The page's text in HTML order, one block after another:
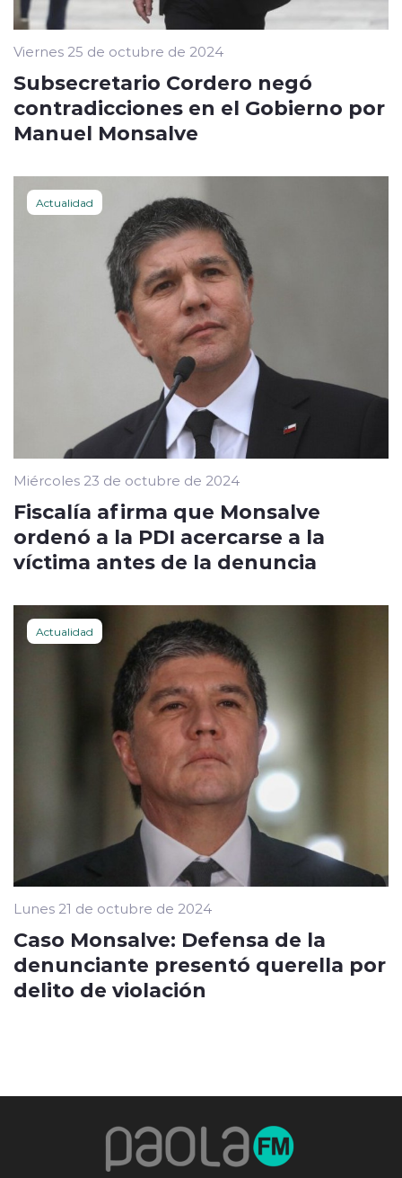
Viernes 25 de octubre de 2024
Subsecretario Cordero negó
contradicciones en el Gobierno por
Manuel Monsalve
Actualidad
Miércoles 23 de octubre de 2024
Fiscalía afirma que Monsalve
ordenó a la PDI acercarse a la
víctima antes de la denuncia
Actualidad
Lunes 21 de octubre de 2024
Caso Monsalve: Defensa de la
denunciante presentó querella por
delito de violación